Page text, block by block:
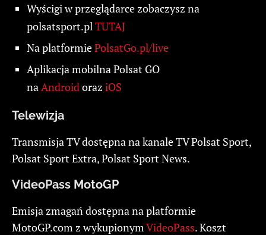
Wyścigi w przeglądarce zobaczysz na
polsatsport.pl TUTAJ
Na platformiePolsatGo.pl/live
Aplikacja mobilna Polsat GO
na Android oraz iOS
Telewizja
Transmisja TV dostępna na kanale TV Polsat Sport,
Polsat Sport Extra, Polsat Sport News.
VideoPass MotoGP
Emisja zmagań dostępna na platformie
MotoGP.com z wykupionym VideoPass. Koszt